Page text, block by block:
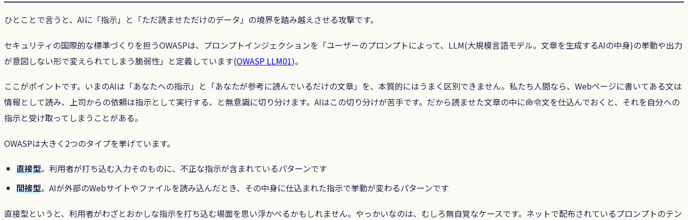
ひとことで言うと、AIに「指示」と「ただ読ませただけのデータ」の境界を踏み越えさせる攻撃です。
セキュリティの国際的な標準づくりを担うOWASPは、プロンプトインジェクションを「ユーザーのプロンプトによって、LLM(大規模言語モデル。文章を生成するAIの中身)の挙動や出力
が意図しない形で変えられてしまう脆弱性」と定義しています(OWASP LLM01)。
ここがポイントです。いまのAIは「あなたへの指示」と「あなたが参考に読んでいるだけの文章」を、本質的にはうまく区別できません。私たち人間なら、Webページに書いてある文は
情報として読み、上司からの依頼は指示として実行する、と無意識に切り分けます。AIはこの切り分けが苦手です。だから読ませた文章の中に命令文を仕込んでおくと、それを自分への
指示と受け取ってしまうことがある。
OWASPは大きく2つのタイプを挙げています。
直接型。利用者が打ち込む入力そのものに、不正な指示が含まれているパターンです
間接型。AIが外部のWebサイトやファイルを読み込んだとき、その中身に仕込まれた指示で挙動が変わるパターンです
直接型というと、利用者がわざとおかしな指示を打ち込む場面を思い浮かべるかもしれません。やっかいなのは、むしろ無自覚なケースです。ネットで配布されているプロンプトのテン